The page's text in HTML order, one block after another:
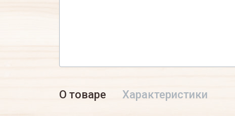
О товаре Характеристики